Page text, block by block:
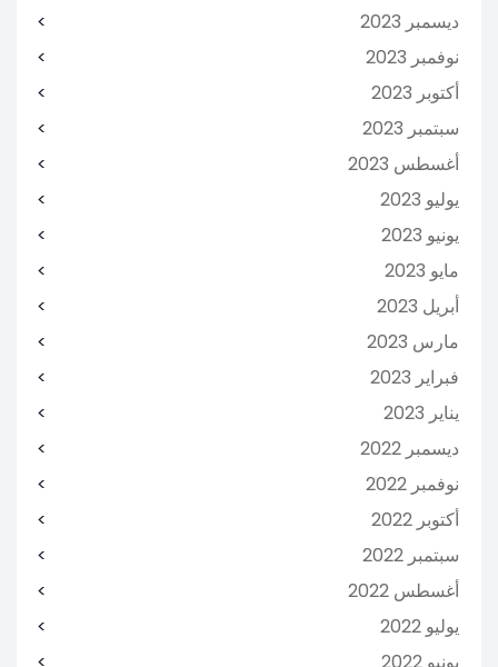
ديسمبر 2023
نوفمبر 2023
أكتوبر 2023
سبتمبر 2023
أغسطس 2023
يوليو 2023
يونيو 2023
مايو 2023
أبريل 2023
مارس 2023
فبراير 2023
يناير 2023
ديسمبر 2022
نوفمبر 2022
أكتوبر 2022
سبتمبر 2022
أغسطس 2022
يوليو 2022